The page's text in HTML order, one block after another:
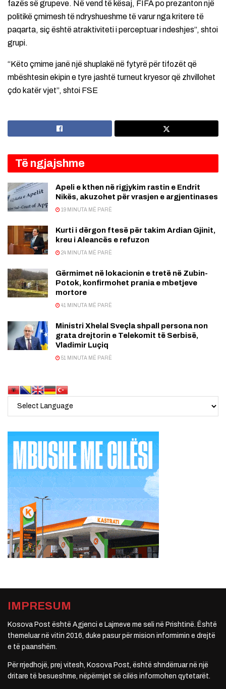
fazës së grupeve. Në vend të kësaj, FIFA po prezanton një
politikë çmimesh të ndryshueshme të varur nga kritere të
paqarta, siç është atraktiviteti i perceptuar i ndeshjes”, shtoi
grupi.
“Këto çmime janë një shuplakë në fytyrë për tifozët që
mbështesin ekipin e tyre jashtë turneut kryesor që zhvillohet
çdo katër vjet”, shtoi FSE
Të ngjajshme
Apeli e kthen në rigjykim rastin e Endrit
Nikës, akuzohet për vrasjen e argjentinases
19 MINUTA MË PARË
Kurti i dërgon ftesë për takim Ardian Gjinit,
kreu i Aleancës e refuzon
24 MINUTA MË PARË
Gërmimet në lokacionin e tretë në Zubin-
Potok, konfirmohet prania e mbetjeve
mortore
41 MINUTA MË PARË
Ministri Xhelal Sveçla shpall persona non
grata drejtorin e Telekomit të Serbisë,
Vladimir Luçiq
51 MINUTA MË PARË
IMPRESUM
Kosova Post është Agjenci e Lajmeve me seli në Prishtinë. Është
themeluar në vitin 2016, duke pasur për mision informimin e drejtë
e të paanshëm.
Për rrjedhojë, prej vitesh, Kosova Post, është shndërruar në një
dritare të besueshme, nëpërmjet së cilës informohen qytetarët.